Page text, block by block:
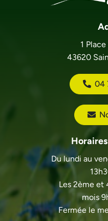
1
43620
04
Du lundi au
Les 2ème et
mois
Fermée le